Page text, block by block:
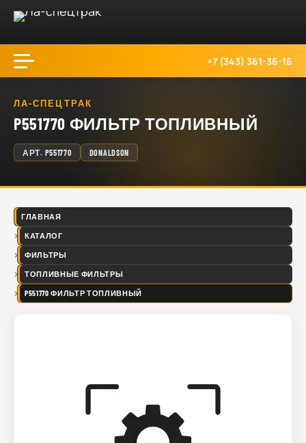
+7 (343) 361-36-16
ЛА-СПЕЦТРАК
P551770 ФИЛЬТР ТОПЛИВНЫЙ
АРТ. P551770 DONALDSON
ГЛАВНАЯ
КАТАЛОГ
ФИЛЬТРЫ
ТОПЛИВНЫЕ ФИЛЬТРЫ
P551770 ФИЛЬТР ТОПЛИВНЫЙ